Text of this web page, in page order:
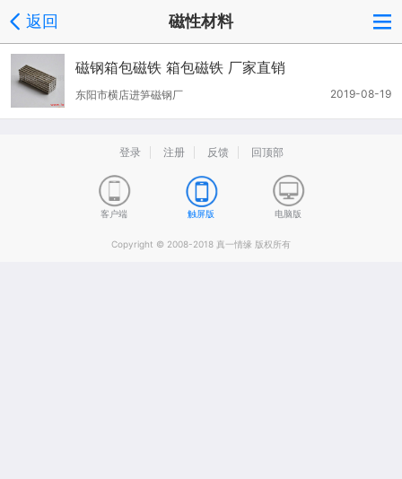
返回 磁性材料
磁钢箱包磁铁 箱包磁铁 厂家直销
2019-08-19
东阳市横店进笋磁钢厂
登录 注册 反馈 回顶部
客户端 触屏版 电脑版
Copyright © 2008-2018 真一情缘 版权所有